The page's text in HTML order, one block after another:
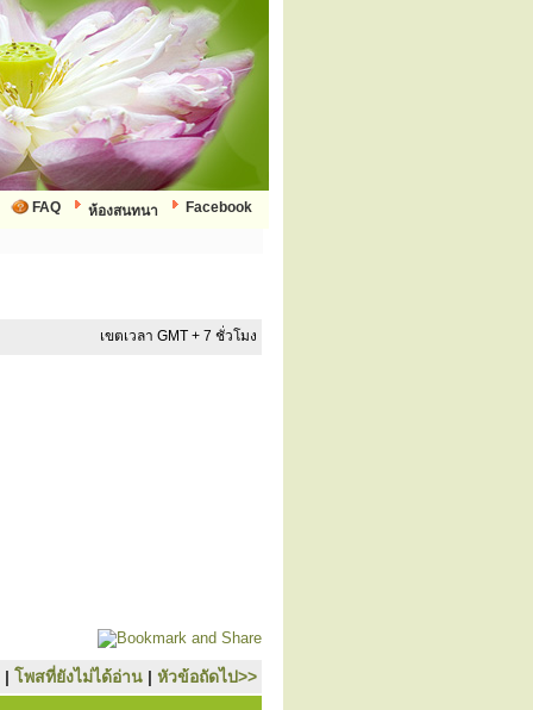
Facebook
ห้องสนทนา
FAQ
เขตเวลา GMT + 7 ชั่วโมง
| โพสที่ยังไม่ได้อ่าน | หัวข้อถัดไป>>